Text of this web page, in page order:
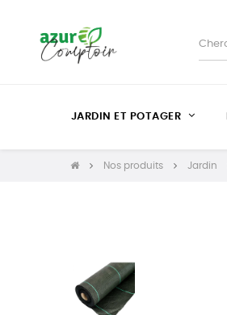
JARDIN ET POTAGER
Nos produits Jardin